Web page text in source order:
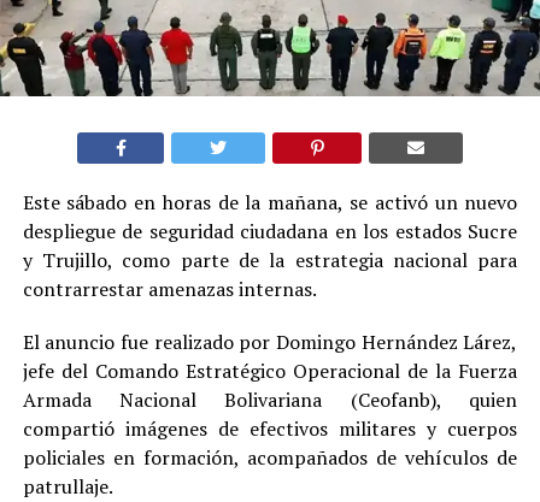
Este sábado en horas de la mañana, se activó un nuevo
despliegue de seguridad ciudadana en los estados Sucre
y Trujillo, como parte de la estrategia nacional para
contrarrestar amenazas internas.
El anuncio fue realizado por Domingo Hernández Lárez,
jefe del Comando Estratégico Operacional de la Fuerza
Armada Nacional Bolivariana (Ceofanb), quien
compartió imágenes de efectivos militares y cuerpos
policiales en formación, acompañados de vehículos de
patrullaje.